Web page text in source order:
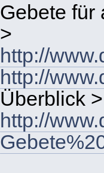
Gebete für
>
http://
http://
Überblick >
http://